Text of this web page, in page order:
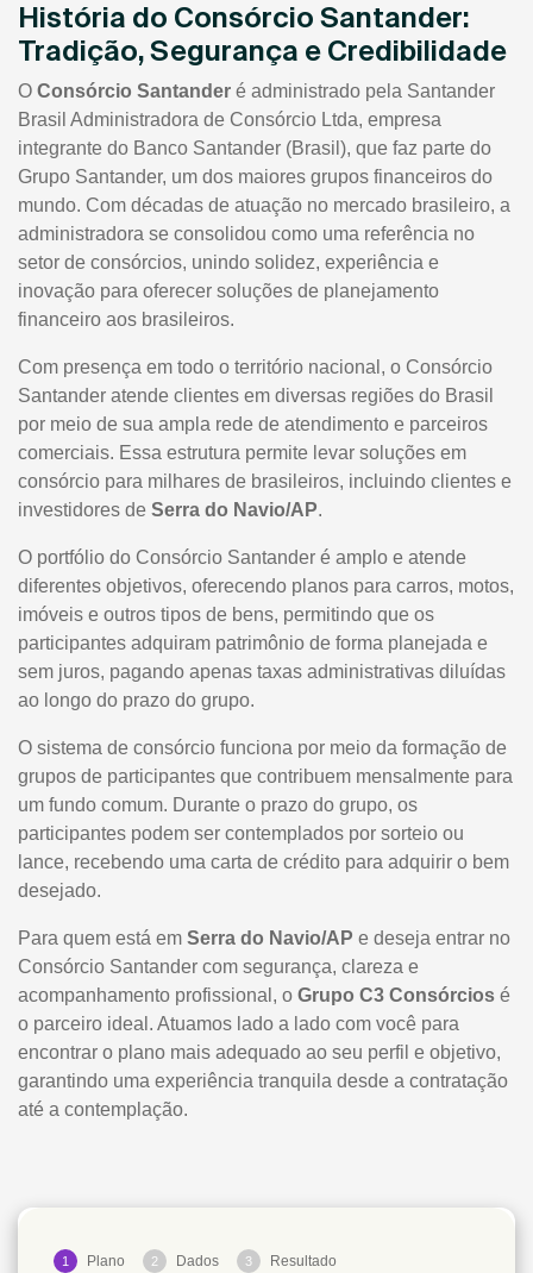
História do Consórcio Santander:
Tradição, Segurança e Credibilidade
O Consórcio Santander é administrado pela Santander
Brasil Administradora de Consórcio Ltda, empresa
integrante do Banco Santander (Brasil), que faz parte do
Grupo Santander, um dos maiores grupos financeiros do
mundo. Com décadas de atuação no mercado brasileiro, a
administradora se consolidou como uma referência no
setor de consórcios, unindo solidez, experiência e
inovação para oferecer soluções de planejamento
financeiro aos brasileiros.
Com presença em todo o território nacional, o Consórcio
Santander atende clientes em diversas regiões do Brasil
por meio de sua ampla rede de atendimento e parceiros
comerciais. Essa estrutura permite levar soluções em
consórcio para milhares de brasileiros, incluindo clientes e
investidores de Serra do Navio/AP.
O portfólio do Consórcio Santander é amplo e atende
diferentes objetivos, oferecendo planos para carros, motos,
imóveis e outros tipos de bens, permitindo que os
participantes adquiram patrimônio de forma planejada e
sem juros, pagando apenas taxas administrativas diluídas
ao longo do prazo do grupo.
O sistema de consórcio funciona por meio da formação de
grupos de participantes que contribuem mensalmente para
um fundo comum. Durante o prazo do grupo, os
participantes podem ser contemplados por sorteio ou
lance, recebendo uma carta de crédito para adquirir o bem
desejado.
Para quem está em Serra do Navio/AP e deseja entrar no
Consórcio Santander com segurança, clareza e
acompanhamento profissional, o Grupo C3 Consórcios é
o parceiro ideal. Atuamos lado a lado com você para
encontrar o plano mais adequado ao seu perfil e objetivo,
garantindo uma experiência tranquila desde a contratação
até a contemplação.
1 Plano 2 Dados 3 Resultado